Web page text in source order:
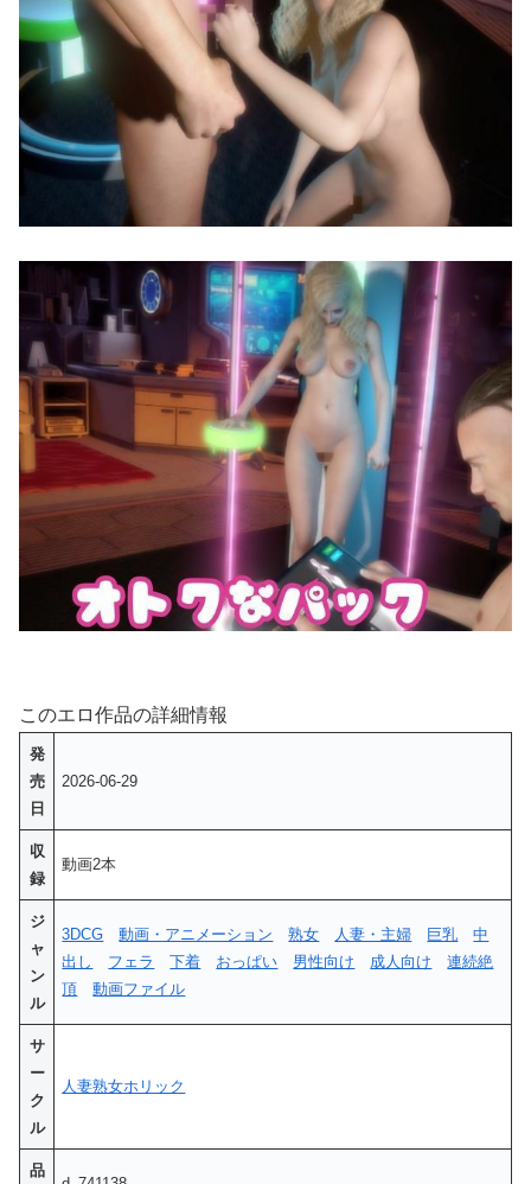
このエロ作品の詳細情報
発
売
日
2026-06-29
収
録
動画2本
ジ
ャ
ン
ル
3DCG 動画・アニメーション 熟女 人妻・主婦 巨乳
中
出し
フェラ 下着 おっぱい 男性向け 成人向け
連続絶
頂
動画ファイル
サ
ー
ク
ル
人妻熟女ホリック
品